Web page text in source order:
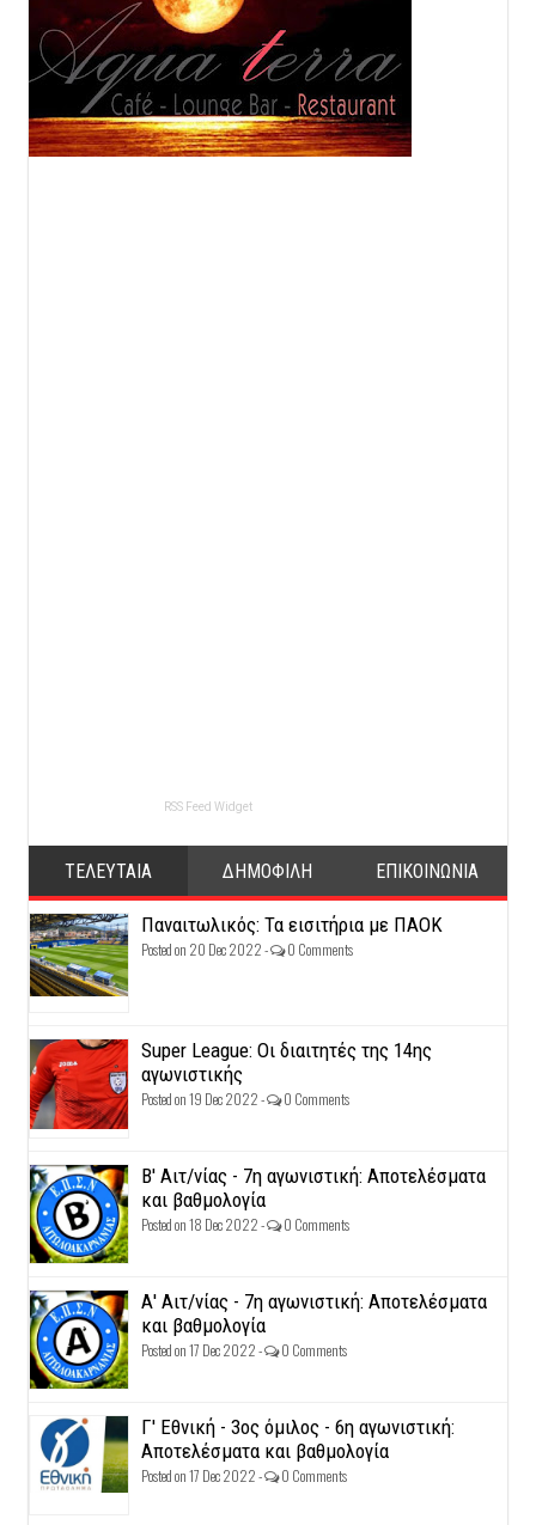
RSS Feed Widget
ΤΕΛΕΥΤΑΙΑ ΔΗΜΟΦΙΛΗ ΕΠΙΚΟΙΝΩΝΙΑ
Παναιτωλικός: Τα εισιτήρια με ΠΑΟΚ
Posted on 20 Dec 2022 - 0 Comments
Super League: Οι διαιτητές της 14ης
αγωνιστικής
Posted on 19 Dec 2022 - 0 Comments
Β' Αιτ/νίας - 7η αγωνιστική: Αποτελέσματα
και βαθμολογία
Posted on 18 Dec 2022 - 0 Comments
Α' Αιτ/νίας - 7η αγωνιστική: Αποτελέσματα
και βαθμολογία
Posted on 17 Dec 2022 - 0 Comments
Γ' Εθνική - 3ος όμιλος - 6η αγωνιστική:
Αποτελέσματα και βαθμολογία
Posted on 17 Dec 2022 - 0 Comments